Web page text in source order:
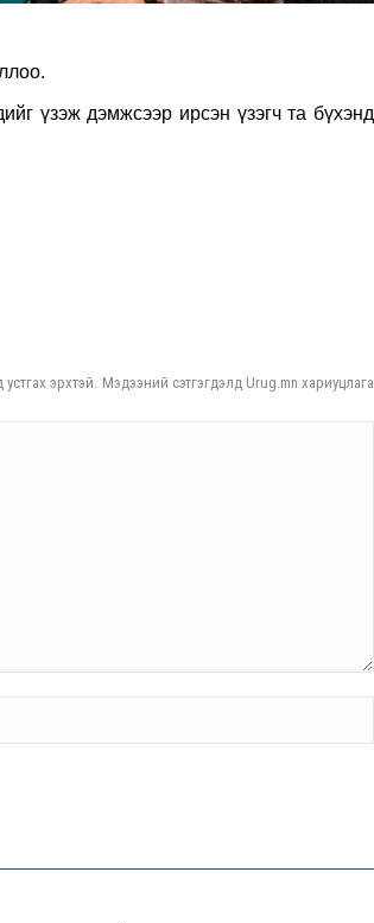
үзэж дэмжсээр ирсэн үзэгч та бүхэнд
эрхтэй. Мэдээний сэтгэгдэлд Urug.mn хариуцлага